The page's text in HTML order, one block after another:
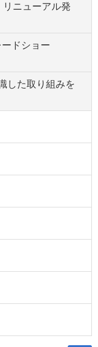
ニューアル発
ドショー
した取り組みを